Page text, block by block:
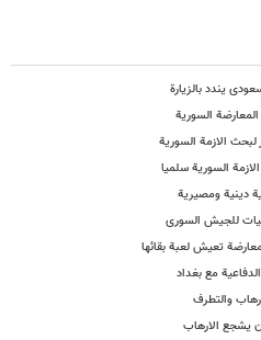
یندد بالزیارة
السوریة
الازمة السوریة
السوریة سلمیا
دینیة ومصیریة
للجیش السوری
تعیش لعبة بقائها
مع بغداد
والتطرف
یشجع الارهاب